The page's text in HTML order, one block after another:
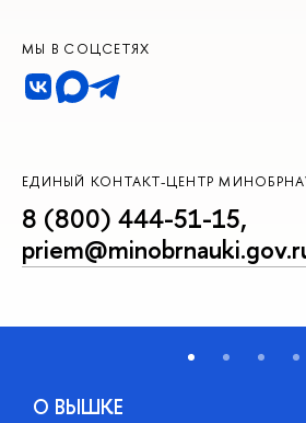
МЫ В СОЦСЕТЯХ
ЕДИНЫЙ КОНТАКТ-ЦЕНТР
8 (800) 444-51-15,
О ВЫШКЕ